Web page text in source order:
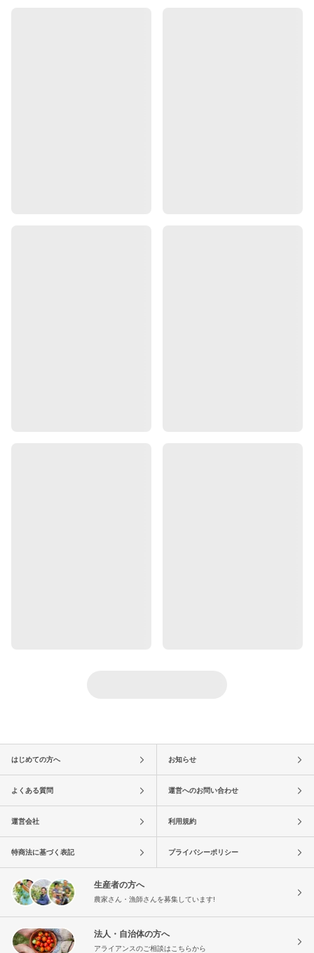
はじめての方へ お知らせ
よくある質問 運営へのお問い合わせ
運営会社 利用規約
特商法に基づく表記 プライバシーポリシー
生産者の方へ
農家さん・漁師さんを募集しています!
法人・自治体の方へ
アライアンスのご相談はこちらから